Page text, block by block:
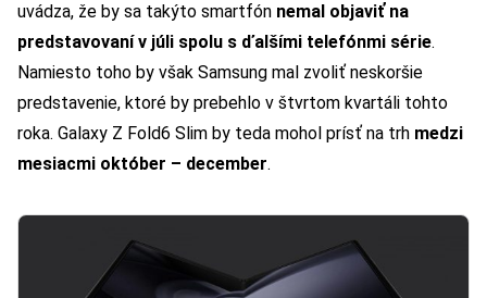
uvádza, že by sa takýto smartfón nemal objaviť na
predstavovaní v júli spolu s ďalšími telefónmi série.
Namiesto toho by však Samsung mal zvoliť neskoršie
predstavenie, ktoré by prebehlo v štvrtom kvartáli tohto
roka. Galaxy Z Fold6 Slim by teda mohol prísť na trh medzi
mesiacmi október – december.